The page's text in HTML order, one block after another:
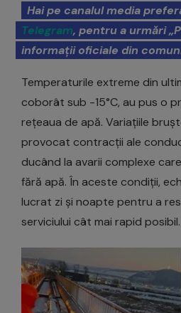
Hai pe canalul media
Telegram, pentru a urmări
informații oficiale din
Temperaturile extreme din
coborât sub -15°C, au pus o
rețeaua de apă. Variațiile
provocat contracții ale
ducând la avarii complexe
fără apă. În aceste condiții,
lucrat zi și noapte pentru a
serviciului cât mai rapid posibil.